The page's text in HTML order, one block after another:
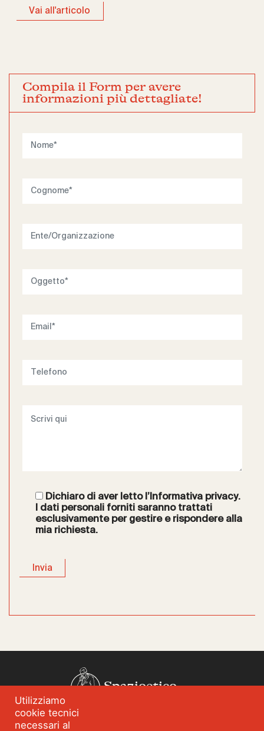
Vai all'articolo
Compila il Form per avere
informazioni più dettagliate!
Dichiaro di aver letto l’Informativa privacy.
I dati personali forniti saranno trattati
esclusivamente per gestire e rispondere alla
mia richiesta.
Spazioetico
Chi siamo
Utilizziamo
cookie tecnici
necessari al